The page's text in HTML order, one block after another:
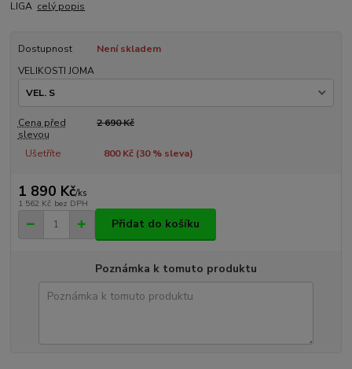
LIGA celý popis
Dostupnost
Není skladem
VELIKOSTI JOMA
Cena před
slevou
2 690 Kč
Ušetříte 800 Kč (30% sleva)
1 890 Kč/ks
1 562 Kč bez DPH
Přidat do košíku
Poznámka k tomuto produktu